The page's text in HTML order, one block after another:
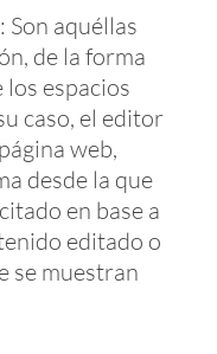
aquéllas
de la forma
los espacios
caso, el editor
web,
desde la que
en base a
editado o
se muestran